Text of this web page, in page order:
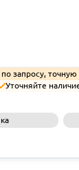
запросу,
Уточняйте